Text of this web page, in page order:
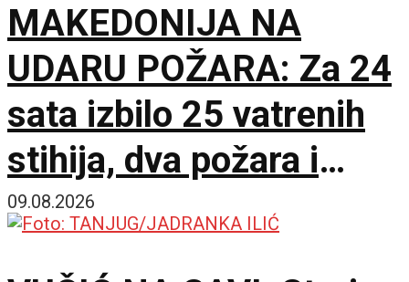
MAKEDONIJA NA
UDARU POŽARA: Za 24
sata izbilo 25 vatrenih
stihija, dva požara i
dalje aktivna
09.08.2026